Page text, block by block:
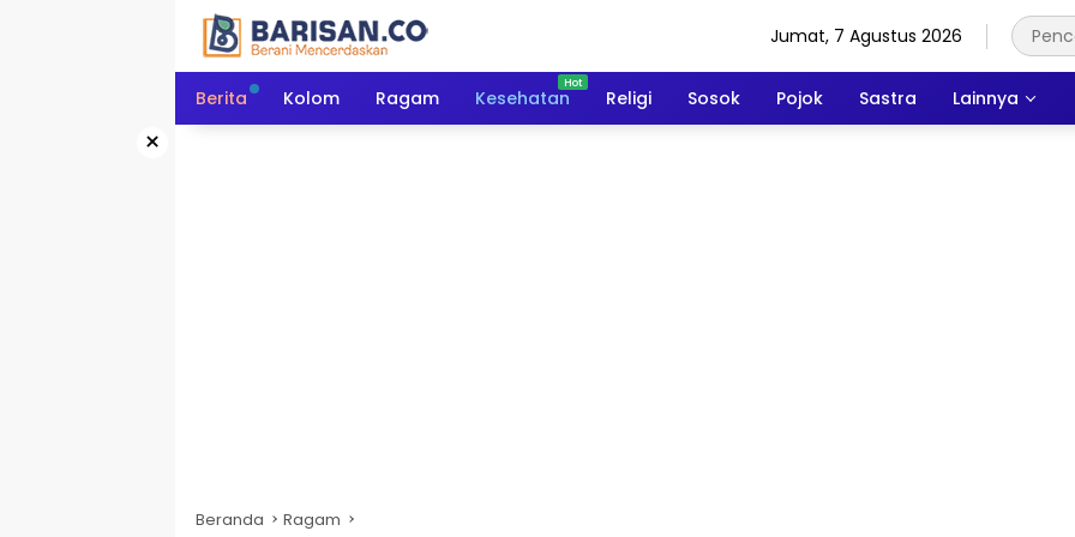
Jumat, 7 Agustus 2026
Berita Kolom Ragam Kesehatan Religi Sosok Pojok Sastra Lainnya
×
Beranda Ragam